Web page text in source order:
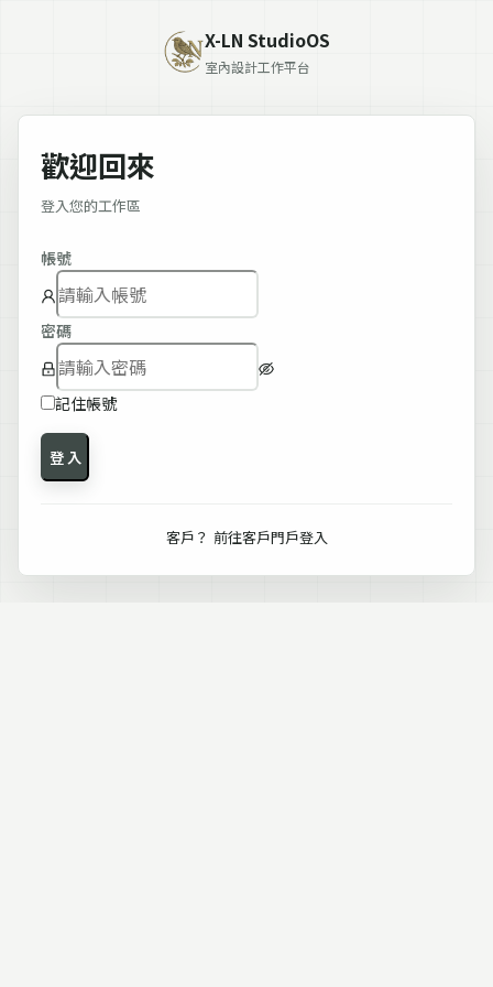
X-LN StudioOS
室內設計工作平台
歡迎回來
登入您的工作區
帳號
密碼
記住帳號
登 入
客戶？ 前往客戶門戶登入